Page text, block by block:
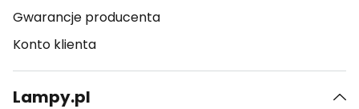
Gwarancje producenta
Konto klienta
Lampy.pl